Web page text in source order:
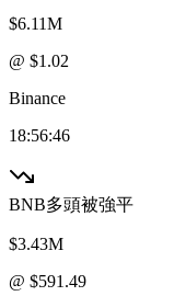
$6.11M
@ $1.02
Binance
18:56:46
BNB多頭被強平
$3.43M
@ $591.49